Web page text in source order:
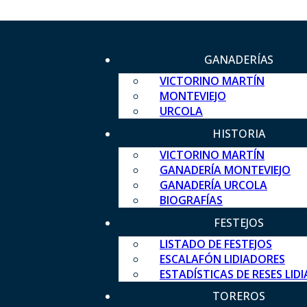
GANADERÍAS
VICTORINO MARTÍN
MONTEVIEJO
URCOLA
HISTORIA
VICTORINO MARTÍN
GANADERÍA MONTEVIEJO
GANADERÍA URCOLA
BIOGRAFÍAS
FESTEJOS
LISTADO DE FESTEJOS
ESCALAFÓN LIDIADORES
ESTADÍSTICAS DE RESES
TOREROS